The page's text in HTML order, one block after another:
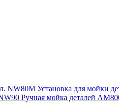
NW80M Установка для мойки
Ручная мойка деталей